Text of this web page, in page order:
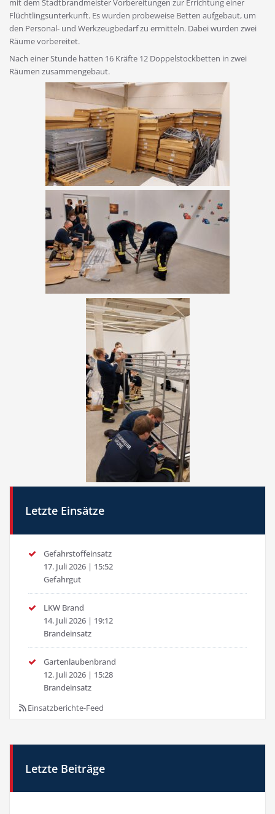
mit dem Stadtbrandmeister Vorbereitungen zur Errichtung einer
Flüchtlingsunterkunft. Es wurden probeweise Betten aufgebaut, um
den Personal- und Werkzeugbedarf zu ermitteln. Dabei wurden zwei
Räume vorbereitet.
Nach einer Stunde hatten 16 Kräfte 12 Doppelstockbetten in zwei
Räumen zusammengebaut.
Letzte Einsätze
Gefahrstoffeinsatz
17. Juli 2026 | 15:52
Gefahrgut
LKW Brand
14. Juli 2026 | 19:12
Brandeinsatz
Gartenlaubenbrand
12. Juli 2026 | 15:28
Brandeinsatz
Einsatzberichte-Feed
Letzte Beiträge